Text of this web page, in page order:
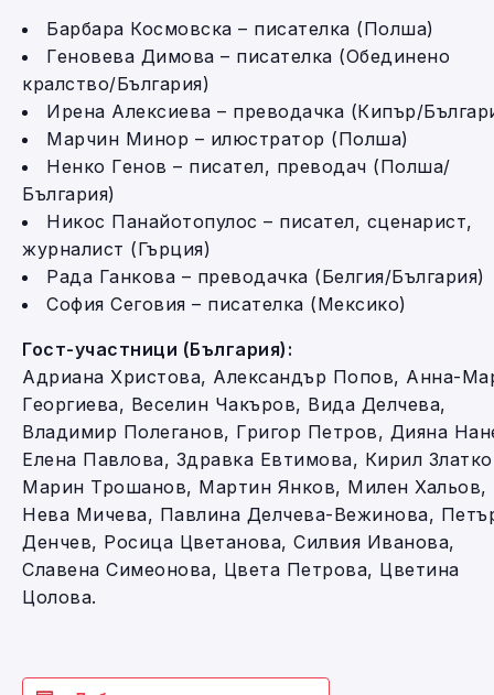
Барбара Космовска – писателка (Полша)
Геновева Димова – писателка (Обединено
кралство/България)
Ирена Алексиева – преводачка (Кипър/
Марчин Минор – илюстратор (Полша)
Ненко Генов – писател, преводач (Полша/
България)
Никос Панайотопулос – писател, сценарист,
журналист (Гърция)
Рада Ганкова – преводачка (Белгия/България)
София Сеговия – писателка (Мексико)
Гост-участници (България):
Адриана Христова, Александър Попов, Анна-
Георгиева, Веселин Чакъров, Вида Делчева,
Владимир Полеганов, Григор Петров, Дияна
Елена Павлова, Здравка Евтимова, Кирил
Марин Трошанов, Мартин Янков, Милен Хальов,
Нева Мичева, Павлина Делчева-Вежинова,
Денчев, Росица Цветанова, Силвия Иванова,
Славена Симеонова, Цвета Петрова, Цветина
Цолова.